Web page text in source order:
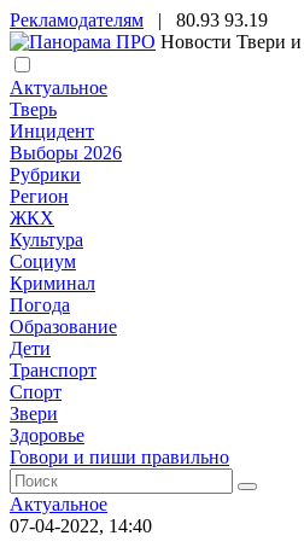
Рекламодателям | 80.93 93.19
Новости Твери и
Актуальное
Тверь
Инцидент
Выборы 2026
Рубрики
Регион
ЖКХ
Культура
Социум
Криминал
Погода
Образование
Дети
Транспорт
Спорт
Звери
Здоровье
Говори и пиши правильно
Актуальное
07-04-2022, 14:40